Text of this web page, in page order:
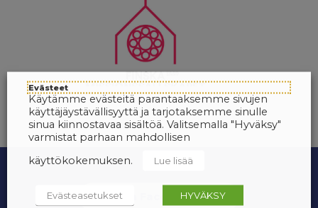
Evästeet
Käytämme evästeitä parantaaksemme sivujen
käyttäjäystävällisyyttä ja tarjotaksemme sinulle
sinua kiinnostavaa sisältöä. Valitsemalla "Hyväksy"
varmistat parhaan mahdollisen
käyttökokemuksen.
Lue lisää
Evästeasetukset HYVÄKSY